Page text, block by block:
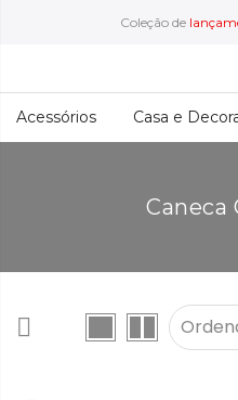
Coleção de
Acessórios Casa e
Caneca